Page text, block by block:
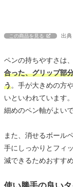
この商品を見る 出典
ペンの持ちやすさは
合った、グリップ部
う。手が大きめの方
いといわれています
細めのペン軸がよいで
また、消せるボール
手にしっかりとフィ
減できるためおすすめ